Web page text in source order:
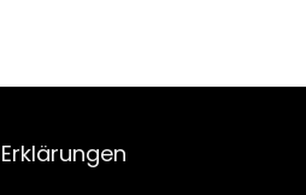
Erklärungen